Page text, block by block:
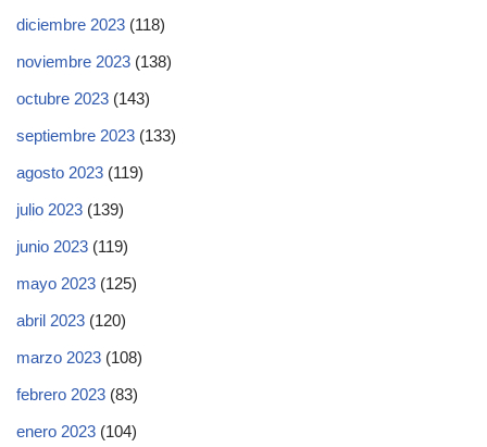
diciembre 2023 (118)
noviembre 2023 (138)
octubre 2023 (143)
septiembre 2023 (133)
agosto 2023 (119)
julio 2023 (139)
junio 2023 (119)
mayo 2023 (125)
abril 2023 (120)
marzo 2023 (108)
febrero 2023 (83)
enero 2023 (104)